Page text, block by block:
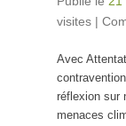
visites |
Avec
réflexion sur
menaces